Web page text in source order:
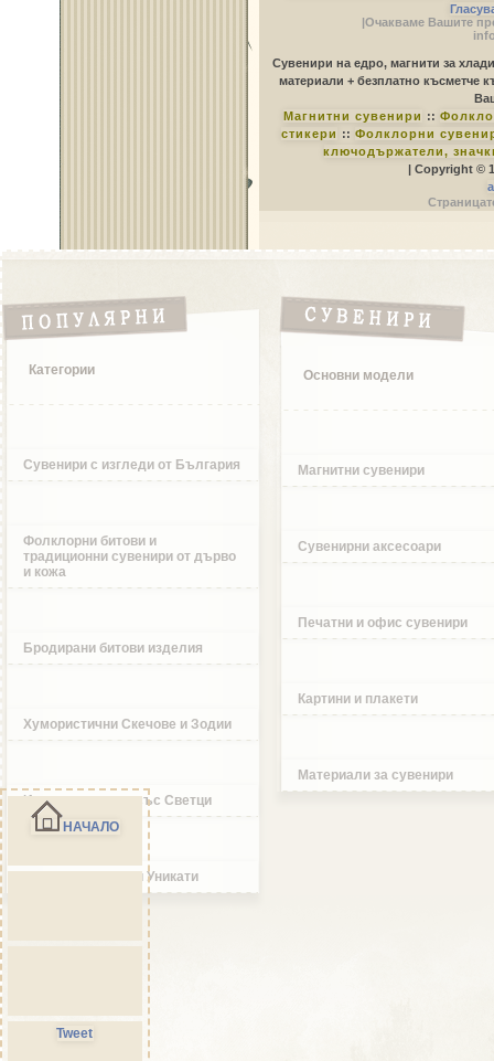
|Очакваме Вашите
Сувенири на едро, магнити за
материали + безплатно късметче
Магнитни сувенири ::
стикери :: Фолклорни
ключодържатели,
| Copyright ©
Категории
Сувенири с изгледи от България
Фолклорни битови и
традиционни сувенири от дърво
и кожа
Бродирани битови изделия
Хумористични Скечове и Зодии
Икони и изделия със Светци
Ръчно изработени Уникати
Основни модели
Магнитни сувенири
Сувенирни аксесоари
Печатни и офис сувенири
Картини и плакети
Материали за сувенири
НАЧАЛО
Tweet